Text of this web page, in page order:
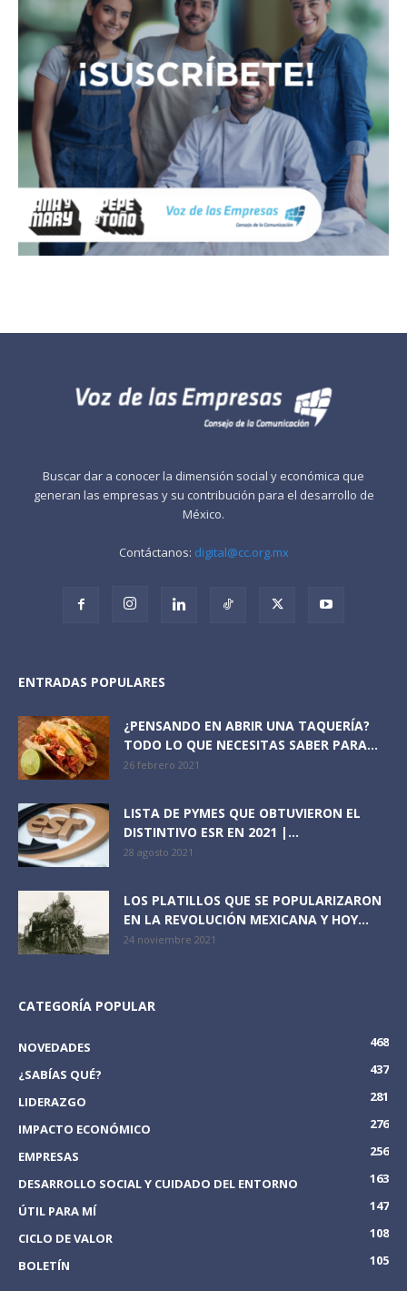
Buscar dar a conocer la dimensión social y económica que
generan las empresas y su contribución para el desarrollo de
México.
Contáctanos: digital@cc.org.mx
ENTRADAS POPULARES
¿PENSANDO EN ABRIR UNA TAQUERÍA?
TODO LO QUE NECESITAS SABER PARA...
26 febrero 2021
LISTA DE PYMES QUE OBTUVIERON EL
DISTINTIVO ESR EN 2021 |...
28 agosto 2021
LOS PLATILLOS QUE SE POPULARIZARON
EN LA REVOLUCIÓN MEXICANA Y HOY...
24 noviembre 2021
CATEGORÍA POPULAR
NOVEDADES
468
¿SABÍAS QUÉ?
437
LIDERAZGO
281
IMPACTO ECONÓMICO
276
EMPRESAS
256
DESARROLLO SOCIAL Y CUIDADO DEL ENTORNO
163
ÚTIL PARA MÍ
147
CICLO DE VALOR
108
BOLETÍN
105